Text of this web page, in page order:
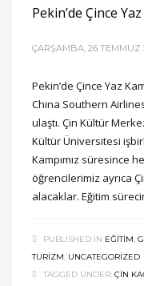
Pekin’de Çince
ÇARŞAMBA, 26 TEMMUZ
Pekin’de Çince Yaz
China Southern
ulaştı. Çin Kültür
Kültür Üniversitesi
Kampımız süresince
öğrencilerimiz ayrıca
alacaklar. Eğitim
PUBLISHED IN EĞITIM,
TURIZM, UNCATEGORIZED
TAGGED UNDER: ÇIN